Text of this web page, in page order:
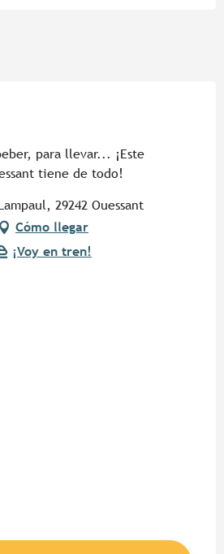
para llevar... ¡Este
tiene de todo!
29242 Ouessant
Cómo llegar
¡Voy en tren!